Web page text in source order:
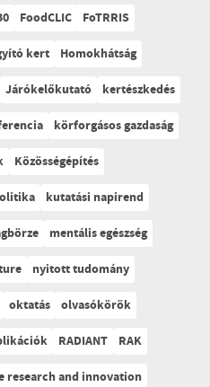
FoodCLIC
FoTRRIS
kert
Homokhátság
Járókelőkutató
kertészkedés
körforgásos gazdaság
Közösségépítés
kutatási napirend
mentális egészség
nyitott tudomány
oktatás olvasókörök
RADIANT
RAK
research and innovation